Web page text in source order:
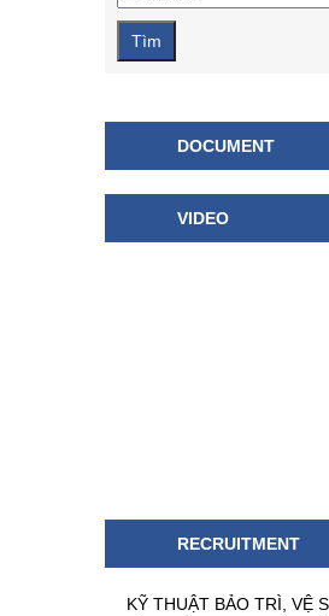
DOCUMENT
VIDEO
RECRUITMENT
KỸ THUẬT BẢO TRÌ, VỆ